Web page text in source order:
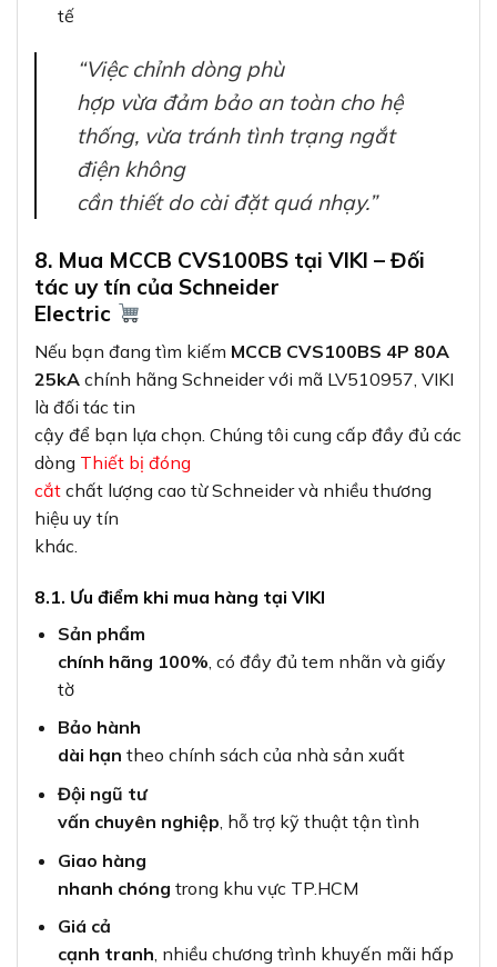
tế
“Việc chỉnh dòng phù
hợp vừa đảm bảo an toàn cho hệ
thống, vừa tránh tình trạng ngắt
điện không
cần thiết do cài đặt quá nhạy.”
8. Mua MCCB CVS100BS tại VIKI – Đối
tác uy tín của Schneider
Electric
Nếu bạn đang tìm kiếm MCCB CVS100BS 4P 80A
25kA chính hãng Schneider với mã LV510957, VIKI
là đối tác tin
cậy để bạn lựa chọn. Chúng tôi cung cấp đầy đủ các
dòng Thiết bị đóng
cắt chất lượng cao từ Schneider và nhiều thương
hiệu uy tín
khác.
8.1. Ưu điểm khi mua hàng tại VIKI
Sản phẩm
chính hãng 100% , có đầy đủ tem nhãn và giấy
tờ
Bảo hành
dài hạn theo chính sách của nhà sản xuất
Đội ngũ tư
vấn chuyên nghiệp , hỗ trợ kỹ thuật tận tình
Giao hàng
nhanh chóng trong khu vực TP.HCM
Giá cả
cạnh tranh, nhiều chương trình khuyến mãi hấp